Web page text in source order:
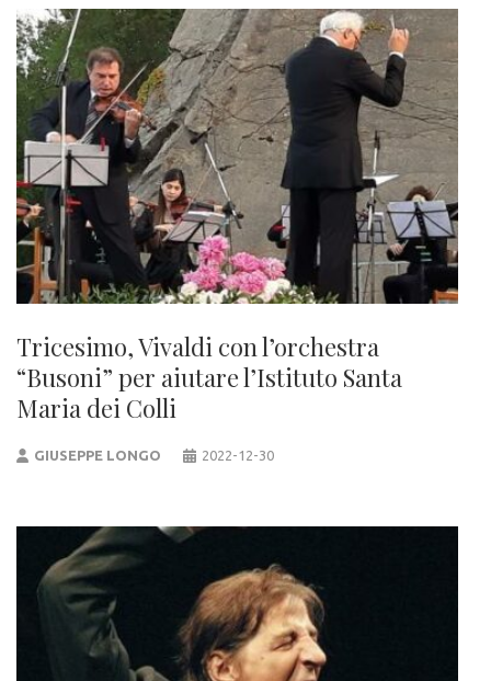
Tricesimo, Vivaldi con l’orchestra
“Busoni” per aiutare l’Istituto Santa
Maria dei Colli
GIUSEPPE LONGO 2022-12-30